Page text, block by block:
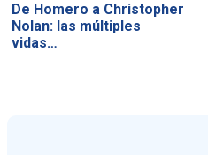
De Homero a Christopher
Nolan: las múltiples
vidas…